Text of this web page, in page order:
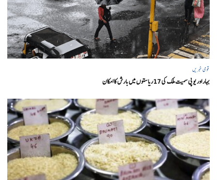
قومی خبریں
بہار اور یو پی سمیت ملک کی 17ریاستوں میں بارش کا امکان